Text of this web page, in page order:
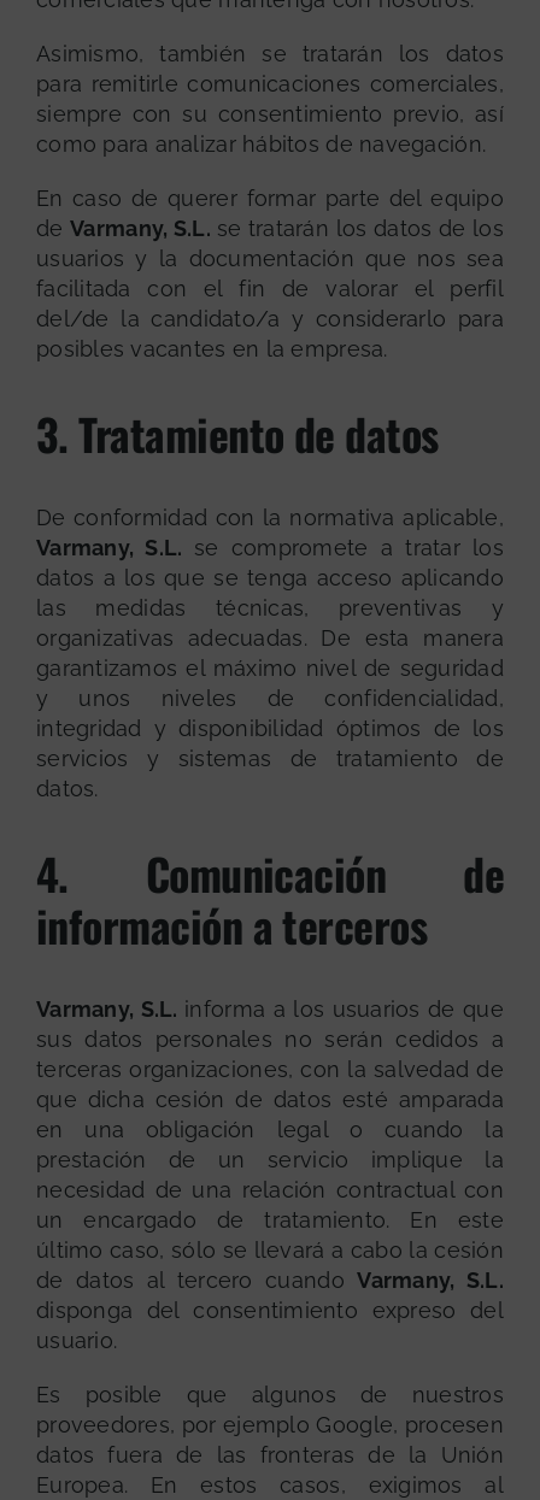
Asimismo, también se tratarán los datos
para remitirle comunicaciones comerciales,
siempre con su consentimiento previo, así
como para analizar hábitos de navegación.
En caso de querer formar parte del equipo
deVarmany, S.L. se tratarán los datos de los
usuarios y la documentación que nos sea
facilitada con el fin de valorar el perfil
del/de la candidato/a y considerarlo para
posibles vacantes en la empresa.
3. Tratamiento de datos
De conformidad con la normativa aplicable,
Varmany, S.L. se compromete a tratar los
datos a los que se tenga acceso aplicando
las medidas técnicas, preventivas y
organizativas adecuadas. De esta manera
garantizamos el máximo nivel de seguridad
y unos niveles de confidencialidad,
integridad y disponibilidad óptimos de los
servicios y sistemas de tratamiento de
datos.
4. Comunicación de
información a terceros
Varmany, S.L. informa a los usuarios de que
sus datos personales no serán cedidos a
terceras organizaciones, con la salvedad de
que dicha cesión de datos esté amparada
en una obligación legal o cuando la
prestación de un servicio implique la
necesidad de una relación contractual con
un encargado de tratamiento. En este
último caso, sólo se llevará a cabo la cesión
de datos al tercero cuandoVarmany, S.L.
disponga del consentimiento expreso del
usuario.
Es posible que algunos de nuestros
proveedores, por ejemplo Google, procesen
datos fuera de las fronteras de la Unión
Europea. En estos casos, exigimos al